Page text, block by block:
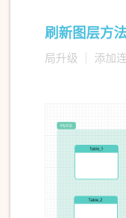
刷新图层方
局升级
添加